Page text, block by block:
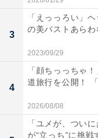
3
「えっっろい」
の美バストあら
2023/09/29
4
「顔ちっっちゃ
道旅行を公開！
2026/08/08
「ユメが、つい
が“立っち”に挑